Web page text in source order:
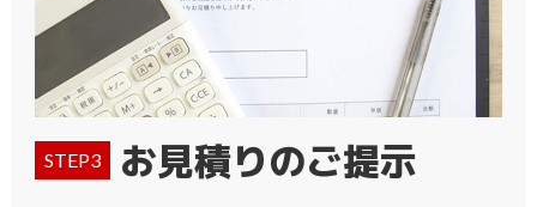
STEP3 お見積りのご提示